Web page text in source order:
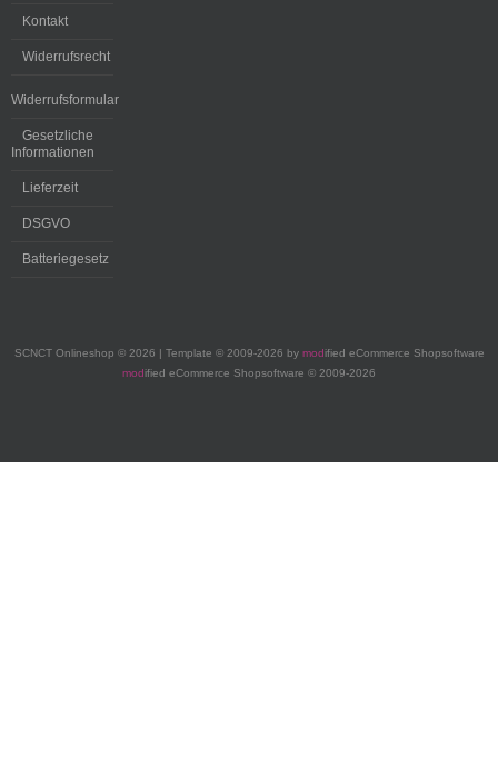
Kontakt
Widerrufsrecht
Widerrufsformular
Gesetzliche
Informationen
Lieferzeit
DSGVO
Batteriegesetz
SCNCT Onlineshop © 2026 | Template © 2009-2026 by modified eCommerce Shopsoftware
modified eCommerce Shopsoftware © 2009-2026